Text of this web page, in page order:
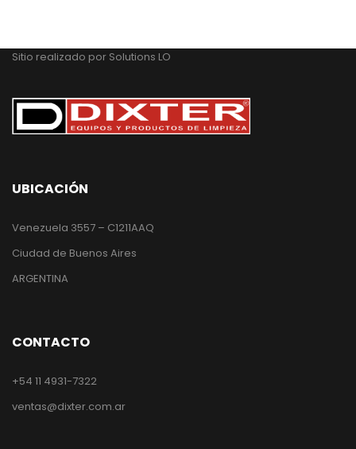
Sitio realizado por Solutions LO
UBICACIÓN
Venezuela 3557 – C1211AAQ
Ciudad de Buenos Aires
ARGENTINA
CONTACTO
+54 11 4931-7322
ventas@dixter.com.ar